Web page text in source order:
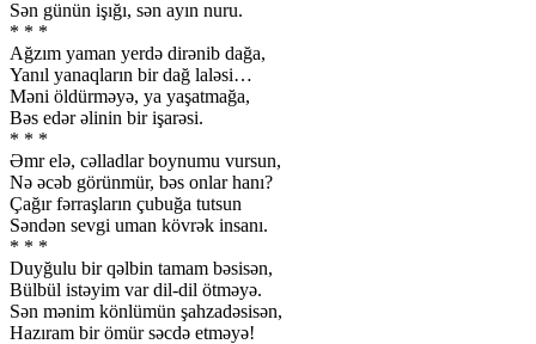
Sən günün işığı, sən ayın nuru.
* * *
Ağzım yaman yerdə dirənib dağa,
Yanıl yanaqların bir dağ laləsi…
Məni öldürməyə, ya yaşatmağa,
Bəs edər əlinin bir işarəsi.
* * *
Əmr elə, cəlladlar boynumu vursun,
Nə əcəb görünmür, bəs onlar hanı?
Çağır fərraşların çubuğa tutsun
Səndən sevgi uman kövrək insanı.
* * *
Duyğulu bir qəlbin tamam bəsisən,
Bülbül istəyim var dil-dil ötməyə.
Sən mənim könlümün şahzadəsisən,
Hazıram bir ömür səcdə etməyə!